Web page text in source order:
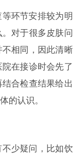
环节安排较为明
对于很多皮肤问
相同，因此清晰
在接诊时会先了
合检查结果给出
的认识。
少疑问，比如饮